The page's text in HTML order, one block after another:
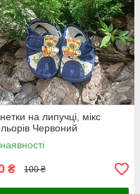
на липучці, мікс
Червоний
₴ 100 ₴